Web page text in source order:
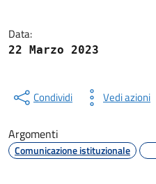
Data:
22 Marzo 2023
Condividi Vedi azioni
Argomenti
Comunicazione istituzionale